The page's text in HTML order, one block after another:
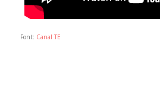
Font: Canal TE